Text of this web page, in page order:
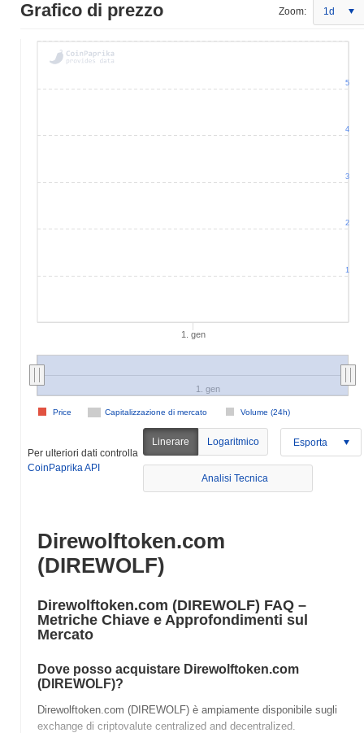
Grafico di prezzo Zoom: 1d
1. gen
Capitalizzazione di mercato Volume (24h)
Price
1. gen
1
2
3
4
5
Per ulteriori dati controlla
CoinPaprika API
Linerare Logaritmico Esporta
Analisi Tecnica
Direwolftoken.com
(DIREWOLF)
Direwolftoken.com (DIREWOLF) FAQ –
Metriche Chiave e Approfondimenti sul
Mercato
Dove posso acquistare Direwolftoken.com
(DIREWOLF)?
Direwolftoken.com (DIREWOLF) è ampiamente disponibile sugli
exchange di criptovalute centralized and decentralized.